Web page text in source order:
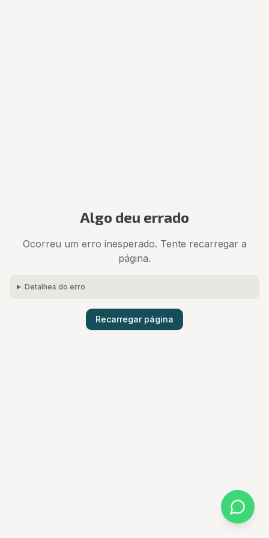
Algo deu errado
Ocorreu um erro inesperado. Tente recarregar a
página.
Detalhes do erro
Recarregar página